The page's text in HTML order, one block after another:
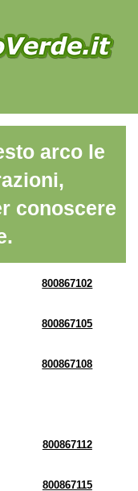
arco le
conoscere
800867102
800867105
800867108
800867112
800867115